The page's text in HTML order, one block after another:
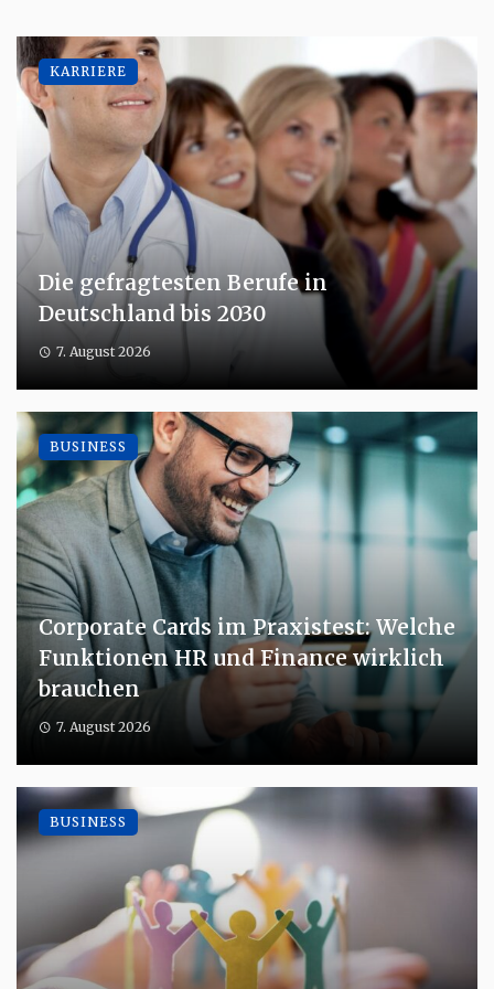
Die gefragtesten Berufe in
Deutschland bis 2030
7. August 2026
KARRIERE
Corporate Cards im Praxistest: Welche
Funktionen HR und Finance wirklich
brauchen
7. August 2026
BUSINESS
BUSINESS